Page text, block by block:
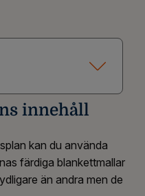
innehåll
kan du använda
färdiga blankettmallar
än andra men de